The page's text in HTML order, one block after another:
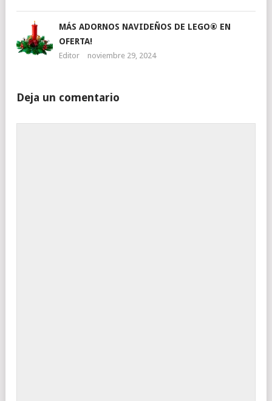
MÁS ADORNOS NAVIDEÑOS DE LEGO® EN
OFERTA!
Editor noviembre 29, 2024
Deja un comentario